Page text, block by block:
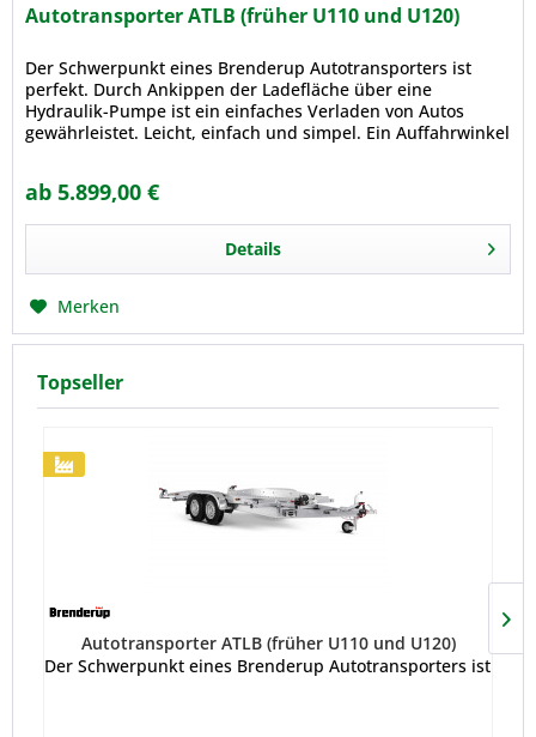
Autotransporter ATLB (früher U110 und U120)
Der Schwerpunkt eines Brenderup Autotransporters ist
perfekt. Durch Ankippen der Ladefläche über eine
Hydraulik-Pumpe ist ein einfaches Verladen von Autos
gewährleistet. Leicht, einfach und simpel. Ein Auffahrwinkel
ab 5.899,00 €
Details
Merken
Topseller
Autotransporter ATLB (früher U110 und U120)
Der Schwerpunkt eines Brenderup Autotransporters ist